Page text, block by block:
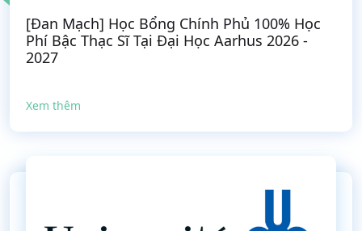
[Đan Mạch] Học Bổng Chính Phủ 100% Học
Phí Bậc Thạc Sĩ Tại Đại Học Aarhus 2026 -
2027
Xem thêm